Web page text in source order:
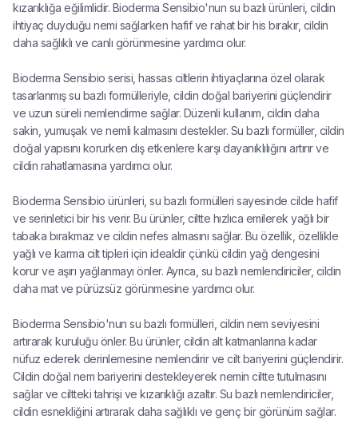
kızarıklığa eğilimlidir. Bioderma Sensibio'nun su bazlı ürünleri, cildin
ihtiyaç duyduğu nemi sağlarken hafif ve rahat bir his bırakır, cildin
daha sağlıklı ve canlı görünmesine yardımcı olur.
Bioderma Sensibio serisi, hassas ciltlerin ihtiyaçlarına özel olarak
tasarlanmış su bazlı formülleriyle, cildin doğal bariyerini güçlendirir
ve uzun süreli nemlendirme sağlar. Düzenli kullanım, cildin daha
sakin, yumuşak ve nemli kalmasını destekler. Su bazlı formüller, cildin
doğal yapısını korurken dış etkenlere karşı dayanıklılığını artırır ve
cildin rahatlamasına yardımcı olur.
Bioderma Sensibio ürünleri, su bazlı formülleri sayesinde cilde hafif
ve serinletici bir his verir. Bu ürünler, ciltte hızlıca emilerek yağlı bir
tabaka bırakmaz ve cildin nefes almasını sağlar. Bu özellik, özellikle
yağlı ve karma cilt tipleri için idealdir çünkü cildin yağ dengesini
korur ve aşırı yağlanmayı önler. Ayrıca, su bazlı nemlendiriciler, cildin
daha mat ve pürüzsüz görünmesine yardımcı olur.
Bioderma Sensibio'nun su bazlı formülleri, cildin nem seviyesini
artırarak kuruluğu önler. Bu ürünler, cildin alt katmanlarına kadar
nüfuz ederek derinlemesine nemlendirir ve cilt bariyerini güçlendirir.
Cildin doğal nem bariyerini destekleyerek nemin ciltte tutulmasını
sağlar ve ciltteki tahrişi ve kızarıklığı azaltır. Su bazlı nemlendiriciler,
cildin esnekliğini artırarak daha sağlıklı ve genç bir görünüm sağlar.